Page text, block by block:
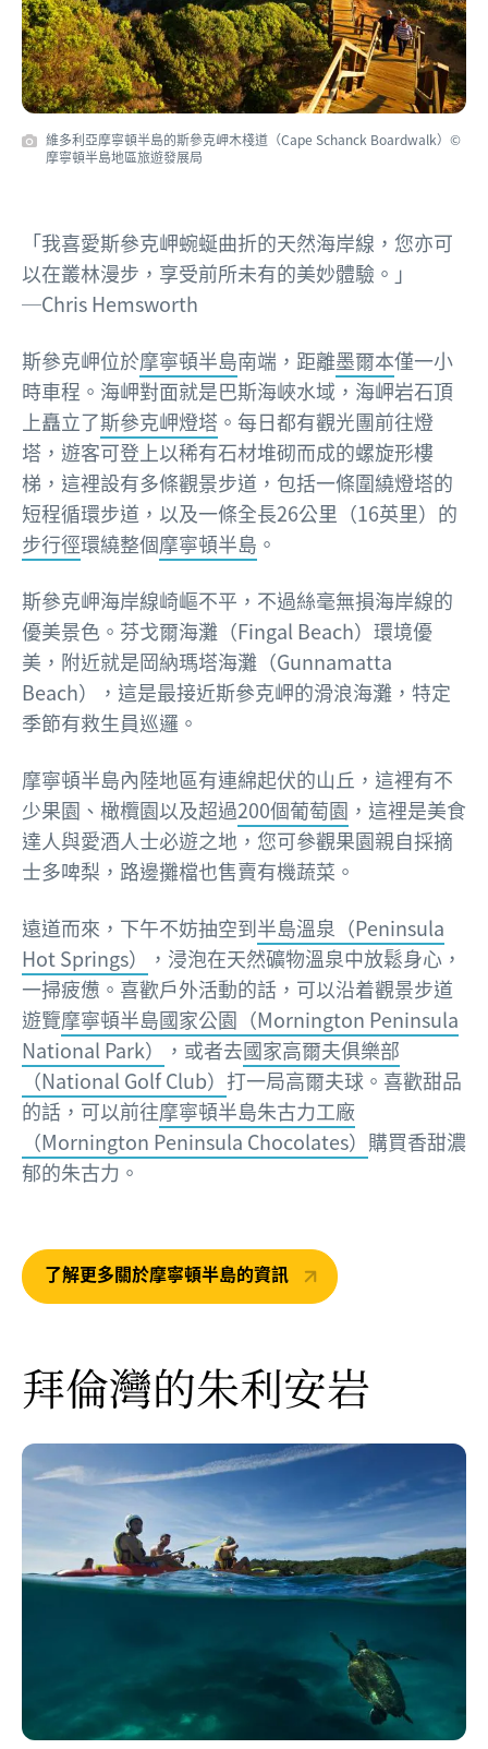
維多利亞摩寧頓半島的斯參克岬木棧道（Cape Schanck Boardwalk）©
摩寧頓半島地區旅遊發展局
「我喜愛斯參克岬蜿蜒曲折的天然海岸線，您亦可
以在叢林漫步，享受前所未有的美妙體驗。」
─Chris Hemsworth
斯參克岬位於摩寧頓半島南端，距離墨爾本僅一小
時車程。海岬對面就是巴斯海峽水域，海岬岩石頂
上矗立了斯參克岬燈塔 。每日都有觀光團前往燈
塔，遊客可登上以稀有石材堆砌而成的螺旋形樓
梯，這裡設有多條觀景步道，包括一條圍繞燈塔的
短程循環步道，以及一條全長26公里（16英里）的
步行徑環繞整個摩寧頓半島 。
斯參克岬海岸線崎嶇不平，不過絲毫無損海岸線的
優美景色。芬戈爾海灘（Fingal Beach）環境優
美，附近就是岡納瑪塔海灘（Gunnamatta
Beach），這是最接近斯參克岬的滑浪海灘，特定
季節有救生員巡邏。
摩寧頓半島內陸地區有連綿起伏的山丘，這裡有不
少果園、橄欖園以及超過200個葡萄園 ，這裡是美食
達人與愛酒人士必遊之地，您可參觀果園親自採摘
士多啤梨，路邊攤檔也售賣有機蔬菜。
遠道而來，下午不妨抽空到半島溫泉（Peninsula
Hot Springs）
，浸泡在天然礦物溫泉中放鬆身心，
一掃疲憊。喜歡戶外活動的話，可以沿着觀景步道
遊覽摩寧頓半島國家公園（Mornington Peninsula
National Park）
，或者去國家高爾夫俱樂部
（National Golf Club） 打一局高爾夫球。喜歡甜品
的話，可以前往摩寧頓半島朱古力工廠
（Mornington Peninsula Chocolates） 購買香甜濃
郁的朱古力。
了解更多關於摩寧頓半島的資訊
拜倫灣的朱利安岩